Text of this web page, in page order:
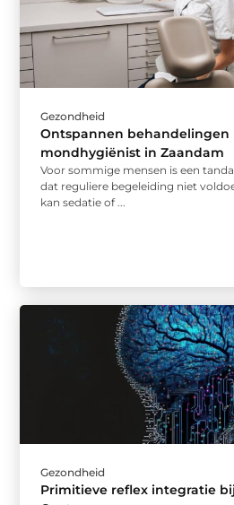
Gezondheid
Ontspannen behandelingen
mondhygiënist in Zaandam
Voor sommige mensen is een
dat reguliere begeleiding niet
kan sedatie of ...
Gezondheid
Primitieve reflex integratie